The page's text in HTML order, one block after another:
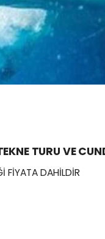
TURU VE
FİYATA DAHİLDİR